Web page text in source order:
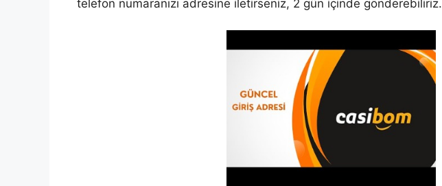
telefon numaranızı adresine iletirseniz, 2 gün içinde gönderebiliriz.